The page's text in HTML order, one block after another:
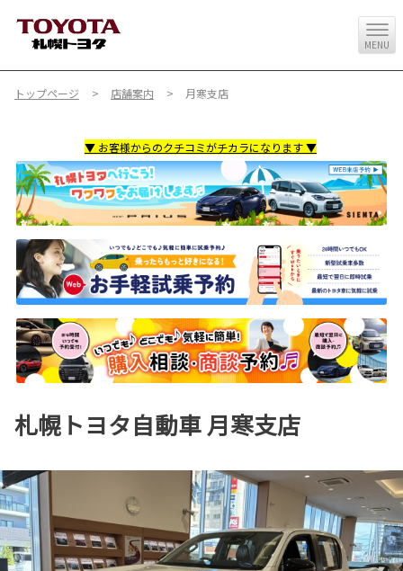
MENU
トップページ 店舗案内 月寒支店
▼ お客様からのクチコミがチカラになります ▼
札幌トヨタ自動車 月寒支店